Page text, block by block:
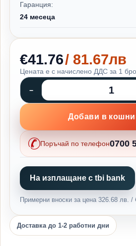
Гаранция:
24 месеца
€41.76/ 81.67лв
Цената е с начислено ДДС за 1
Добави в
Поръчай по телефон0700
На изплащане с tbi bank
Примерни вноски за цена 326.68 лв. /
Доставка до 1-2 работни дни